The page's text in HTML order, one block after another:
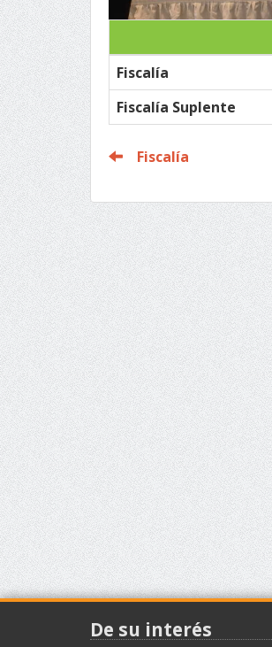
Fiscalía
Fiscalía Suplente
Fiscalía
De su interés